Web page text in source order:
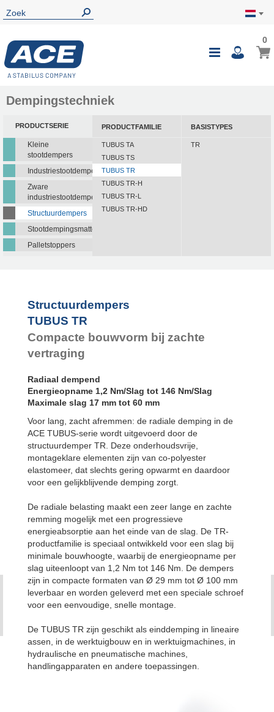
0
Dempingstechniek
PRODUCTSERIE
Kleine
stootdempers
Industriestootdempers
Zware
industriestootdempers
Structuurdempers
Stootdempingsmatten
Palletstoppers
PRODUCTFAMILIE
TUBUS TA
TUBUS TS
TUBUS TR
TUBUS TR-H
TUBUS TR-L
TUBUS TR-HD
BASISTYPES
TR
Structuurdempers
TUBUS TR
Compacte bouwvorm bij zachte
vertraging
Radiaal dempend
Energieopname 1,2 Nm/Slag tot 146 Nm/Slag
Maximale slag 17 mm tot 60 mm
Voor lang, zacht afremmen: de radiale demping in de
ACE TUBUS-serie wordt uitgevoerd door de
structuurdemper TR. Deze onderhoudsvrije,
montageklare elementen zijn van co-polyester
elastomeer, dat slechts gering opwarmt en daardoor
voor een gelijkblijvende demping zorgt.
De radiale belasting maakt een zeer lange en zachte
remming mogelijk met een progressieve
energieabsorptie aan het einde van de slag. De TR-
productfamilie is speciaal ontwikkeld voor een slag bij
minimale bouwhoogte, waarbij de energieopname per
slag uiteenloopt van 1,2 Nm tot 146 Nm. De dempers
zijn in compacte formaten van Ø 29 mm tot Ø 100 mm
leverbaar en worden geleverd met een speciale schroef
voor een eenvoudige, snelle montage.
De TUBUS TR zijn geschikt als einddemping in lineaire
assen, in de werktuigbouw en in werktuigmachines, in
hydraulische en pneumatische machines,
handlingapparaten en andere toepassingen.